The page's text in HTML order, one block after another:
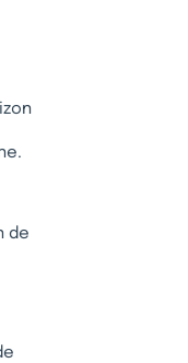
de